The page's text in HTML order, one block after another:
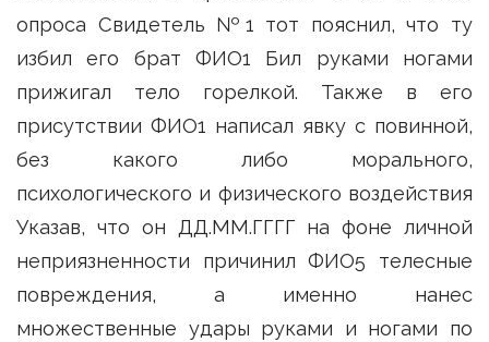
опроса Свидетель №1 тот пояснил, что ту
избил его брат ФИО1 Бил руками ногами
прижигал тело горелкой. Также в его
присутствии ФИО1 написал явку с повинной,
без какого либо морального,
психологического и физического воздействия
Указав, что он ДД.ММ.ГГГГ на фоне личной
неприязненности причинил ФИО5 телесные
повреждения, а именно нанес
множественные удары руками и ногами по